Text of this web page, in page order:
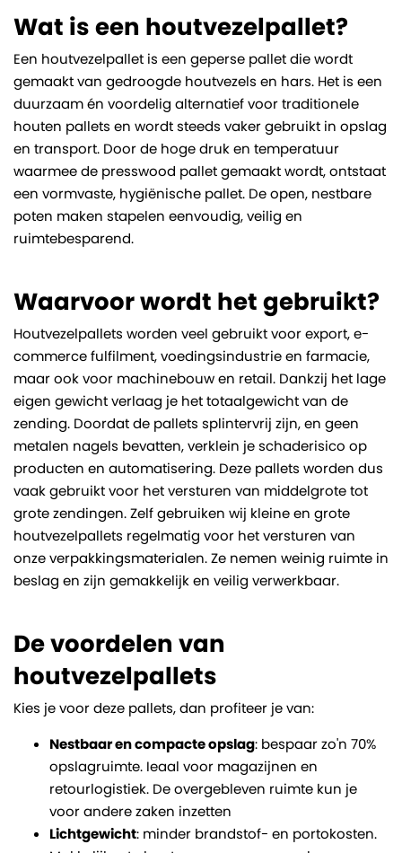
Wat is een houtvezelpallet?
Een houtvezelpallet is een geperse pallet die wordt
gemaakt van gedroogde houtvezels en hars. Het is een
duurzaam én voordelig alternatief voor traditionele
houten pallets en wordt steeds vaker gebruikt in opslag
en transport. Door de hoge druk en temperatuur
waarmee de presswood pallet gemaakt wordt, ontstaat
een vormvaste, hygiënische pallet. De open, nestbare
poten maken stapelen eenvoudig, veilig en
ruimtebesparend.
Waarvoor wordt het gebruikt?
Houtvezelpallets worden veel gebruikt voor export, e-
commerce fulfilment, voedingsindustrie en farmacie,
maar ook voor machinebouw en retail. Dankzij het lage
eigen gewicht verlaag je het totaalgewicht van de
zending. Doordat de pallets splintervrij zijn, en geen
metalen nagels bevatten, verklein je schaderisico op
producten en automatisering. Deze pallets worden dus
vaak gebruikt voor het versturen van middelgrote tot
grote zendingen. Zelf gebruiken wij kleine en grote
houtvezelpallets regelmatig voor het versturen van
onze verpakkingsmaterialen. Ze nemen weinig ruimte in
beslag en zijn gemakkelijk en veilig verwerkbaar.
De voordelen van
houtvezelpallets
Kies je voor deze pallets, dan profiteer je van:
Nestbaar en compacte opslag: bespaar zo'n 70%
opslagruimte. Ieaal voor magazijnen en
retourlogistiek. De overgebleven ruimte kun je
voor andere zaken inzetten
Lichtgewicht: minder brandstof- en portokosten.